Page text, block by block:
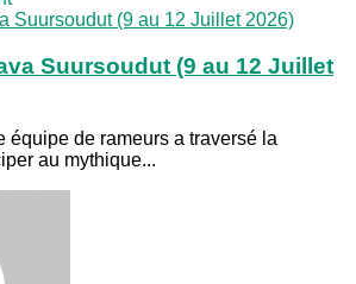
Suursoudut (9 au 12 Juillet
équipe de rameurs a traversé la
au mythique...